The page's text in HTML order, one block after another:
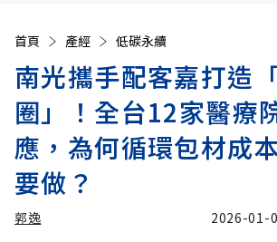
首頁 產經 低碳永續
南光攜手配客嘉打造
圈」！全台12家醫療
應，為何循環包材成
要做？
郭逸 2026-01-